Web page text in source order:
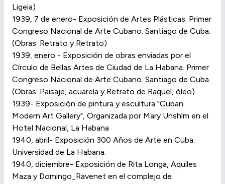
Ligeia)
1939, 7 de enero- Exposición de Artes Plásticas. Primer
Congreso Nacional de Arte Cubano. Santiago de Cuba.
(Obras: Retrato y Retrato)
1939, enero - Exposición de obras enviadas por el
Círculo de Bellas Artes de Ciudad de La Habana. Primer
Congreso Nacional de Arte Cubano. Santiago de Cuba.
(Obras: Paisaje, acuarela y Retrato de Raquel, óleo)
1939- Exposición de pintura y escultura "Cuban
Modern Art Gallery", Organizada por Mary Unshlm en el
Hotel Nacional, La Habana
1940, abril- Exposición 300 Años de Arte en Cuba.
Universidad de La Habana.
1940, diciembre- Exposición de Rita Longa, Aquiles
Maza y Domingo_Ravenet en el complejo de